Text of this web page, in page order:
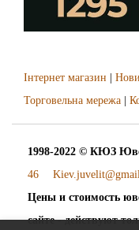
Інтернет магазин |
Торговельна мережа |
1998-2022 © КЮЗ
46
Цены и стоимость
сайте - действуют